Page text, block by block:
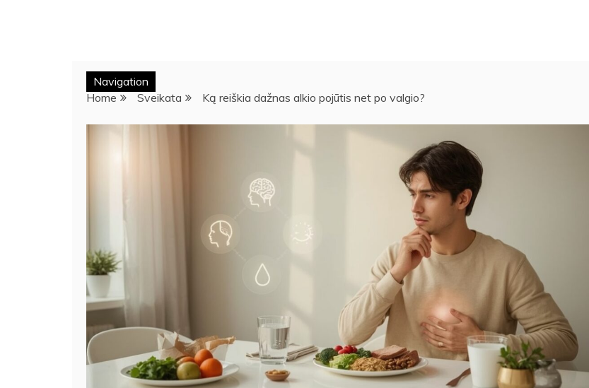
Navigation
Home
Sveikata Ką reiškia dažnas alkio pojūtis net po valgio?